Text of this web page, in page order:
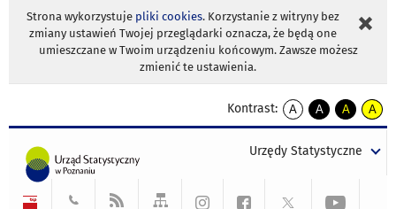
Strona wykorzystuje pliki cookies. Korzystanie z witryny bez
zmiany ustawień Twojej przeglądarki oznacza, że będą one
umieszczane w Twoim urządzeniu końcowym. Zawsze możesz
zmienić te ustawienia.
Kontrast:
A
kontrast
A
kontrast
tekst
czarnym
A
kontrast
tekst
czarnym
A
tekst
żółtym
Urzędy Statystyczne